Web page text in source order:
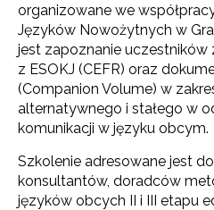
organizowane we
Języków Nowożytnych w
jest zapoznanie
z ESOKJ (CEFR) oraz
(Companion Volume) w
alternatywnego i stałego w
komunikacji w języku obcym.
Szkolenie adresowane jest
konsultantów, doradców
języków obcych II i III etapu